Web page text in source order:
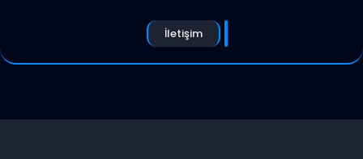
İletişim